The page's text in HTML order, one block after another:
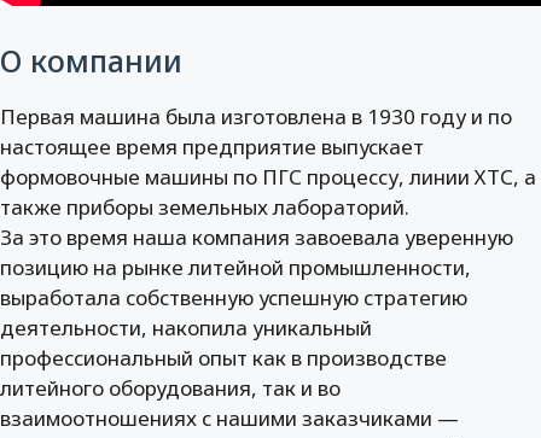
О компании
Первая машина была изготовлена в 1930 году и по
настоящее время предприятие выпускает
формовочные машины по ПГС процессу, линии ХТС, а
также приборы земельных лабораторий.
За это время наша компания завоевала уверенную
позицию на рынке литейной промышленности,
выработала собственную успешную стратегию
деятельности, накопила уникальный
профессиональный опыт как в производстве
литейного оборудования, так и во
взаимоотношениях с нашими заказчиками —